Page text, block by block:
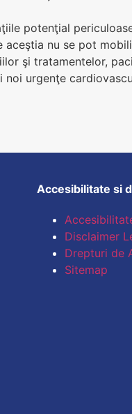
potenţial
nu se pot
şi tratamentelor,
urgenţe
Accesibilitate si
Disclaimer
Drepturi de
Sitemap